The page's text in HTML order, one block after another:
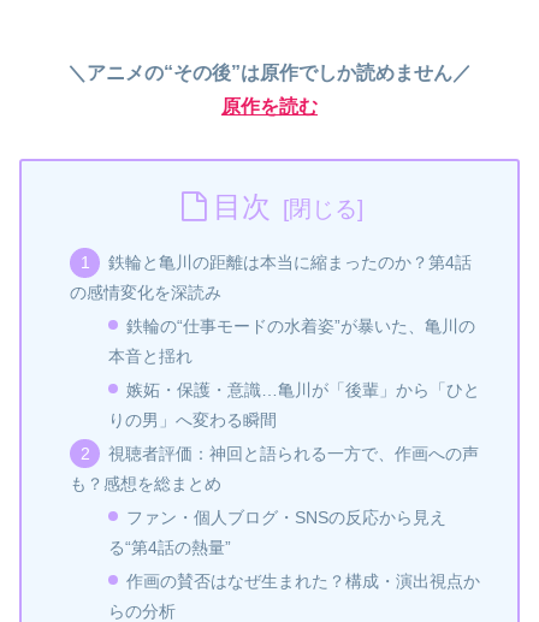
＼アニメの“その後”は原作でしか読めません／
原作を読む
目次
鉄輪と亀川の距離は本当に縮まったのか？第4話
の感情変化を深読み
鉄輪の“仕事モードの水着姿”が暴いた、亀川の
本音と揺れ
嫉妬・保護・意識…亀川が「後輩」から「ひと
りの男」へ変わる瞬間
視聴者評価：神回と語られる一方で、作画への声
も？感想を総まとめ
ファン・個人ブログ・SNSの反応から見え
る“第4話の熱量”
作画の賛否はなぜ生まれた？構成・演出視点か
らの分析